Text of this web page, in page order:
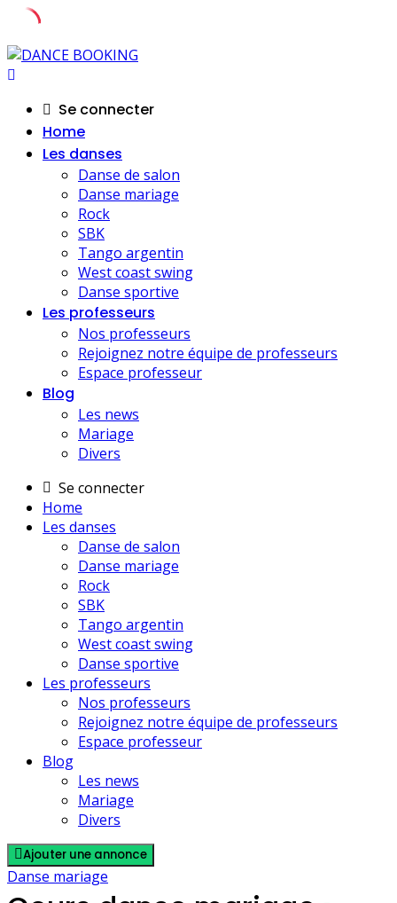
Skip
to
Se connecter
Home
Les danses
Danse de salon
Danse mariage
Rock
SBK
Tango argentin
West coast swing
Danse sportive
Les professeurs
Nos professeurs
Rejoignez notre équipe de professeurs
Espace professeur
Blog
Les news
Mariage
Divers
Se connecter
Home
Les danses
Danse de salon
Danse mariage
Rock
SBK
Tango argentin
West coast swing
Danse sportive
Les professeurs
Nos professeurs
Rejoignez notre équipe de professeurs
Espace professeur
Blog
Les news
Mariage
Divers
Ajouter une annonce
Danse mariage